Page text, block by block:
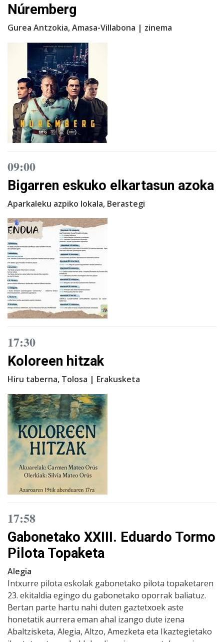
Núremberg
Gurea Antzokia, Amasa-Villabona | zinema
09:00
Bigarren eskuko elkartasun azoka
Aparkaleku azpiko lokala, Berastegi
17:30
Koloreen hitzak
Hiru taberna, Tolosa | Erakusketa
17:58
Gabonetako XXIII. Eduardo Tormo
Pilota Topaketa
Alegia
Intxurre pilota eskolak gabonetako pilota topaketaren
23. ekitaldia egingo du gabonetako oporrak baliatuz.
Bertan parte hartu nahi duten gaztetxoek aste
honetatik aurrera eman ahal izango dute izena
Abaltzisketa, Alegia, Altzo, Amezketa eta Ikaztegietako